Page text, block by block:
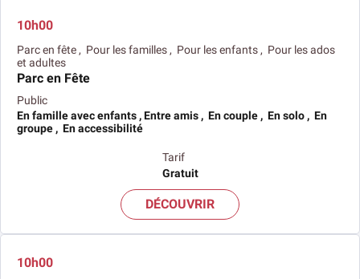
10h00
Parc en fête , Pour les familles , Pour les enfants , Pour les ados
et adultes
Parc en Fête
Public
En famille avec enfants , Entre amis , En couple , En solo , En
groupe , En accessibilité
Tarif
Gratuit
DÉCOUVRIR
10h00